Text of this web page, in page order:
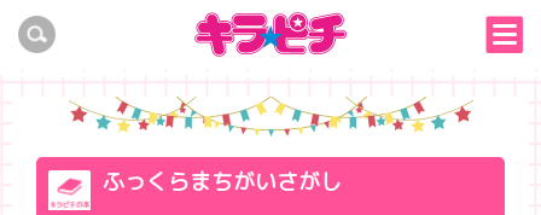
ふっくらまちがいさがし